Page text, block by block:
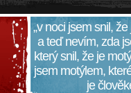
„v noci jsem snil,
a teď nevím, zda
který snil, že je
jsem motýlem,
je